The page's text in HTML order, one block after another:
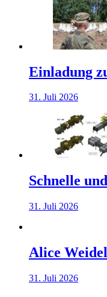
Einladung
31. Juli 2026
Schnelle
31. Juli 2026
Alice
31. Juli 2026